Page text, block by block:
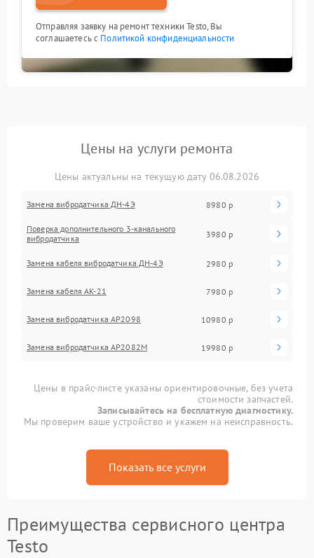
Отправляя заявку на ремонт техники Testo, Вы
соглашаетесь с Политикой конфиденциальности
Цены на услуги ремонта
Цены актуальны на текущую дату 06.08.2026
Замена вибродатчика ДН-4Э 8980 р
Поверка дополнительного 3-канального
вибродатчика
3980 р
Замена кабеля вибродатчика ДН-4Э 2980 р
Замена кабеля АК-21 7980 р
Замена вибродатчика АР2098 10980 р
Замена вибродатчика АР2082М 19980 р
Цены в прайс-листе указаны ориентировочные, без учета
стоимости запчастей.
Записывайтесь на бесплатную диагностику.
Мы проверим ваше устройство и укажем на неисправность.
Показать все услуги
Преимущества сервисного центра
Testo